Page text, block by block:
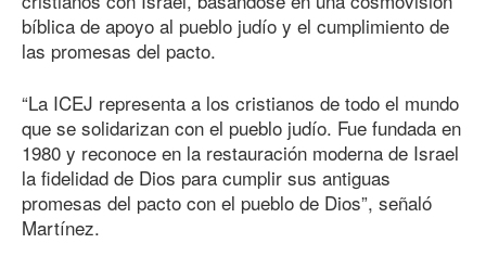
bíblica de apoyo al pueblo judío y el cumplimiento de
las promesas del pacto.
“La ICEJ representa a los cristianos de todo el mundo
que se solidarizan con el pueblo judío. Fue fundada en
1980 y reconoce en la restauración moderna de Israel
la fidelidad de Dios para cumplir sus antiguas
promesas del pacto con el pueblo de Dios”, señaló
Martínez.